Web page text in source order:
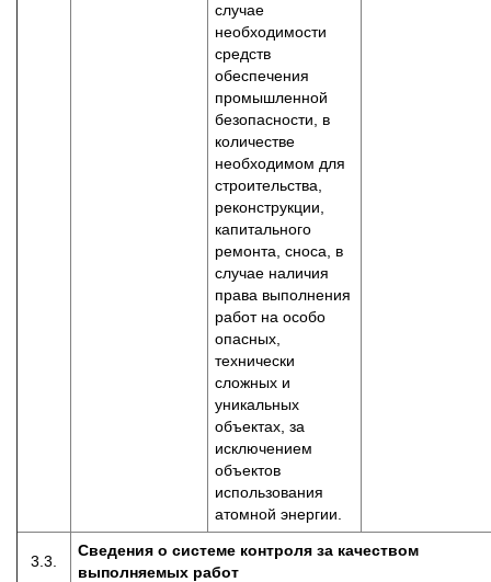
случае
необходимости
средств
обеспечения
промышленной
безопасности, в
количестве
необходимом для
строительства,
реконструкции,
капитального
ремонта, сноса, в
случае наличия
права выполнения
работ на особо
опасных,
технически
сложных и
уникальных
объектах, за
исключением
объектов
использования
атомной энергии.
3.3.
Сведения о системе контроля за качеством
выполняемых работ